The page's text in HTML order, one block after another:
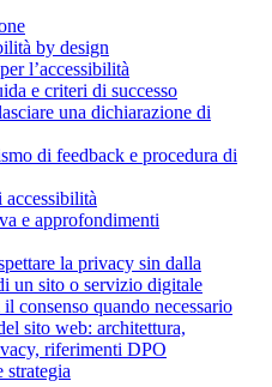
by design
l’accessibilità
e criteri di successo
una dichiarazione di
di feedback e procedura di
e approfondimenti
la privacy sin dalla
un sito o servizio digitale
consenso quando necessario
sito web: architettura,
riferimenti DPO
strategia